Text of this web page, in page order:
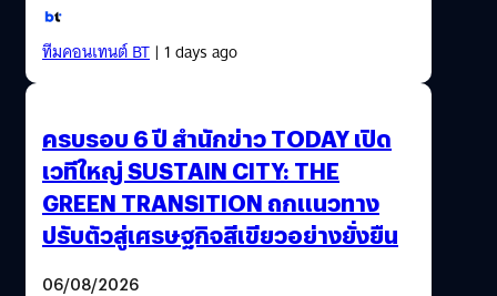
ทีมคอนเทนต์ BT| 1 days ago
ครบรอบ 6 ปี สำนักข่าว TODAY เปิด
เวทีใหญ่ SUSTAIN CITY: THE
GREEN TRANSITION ถกแนวทาง
ปรับตัวสู่เศรษฐกิจสีเขียวอย่างยั่งยืน
06/08/2026